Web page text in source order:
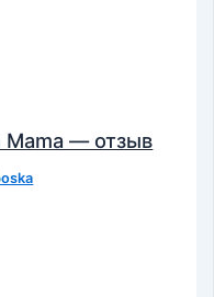
Mama — отзыв